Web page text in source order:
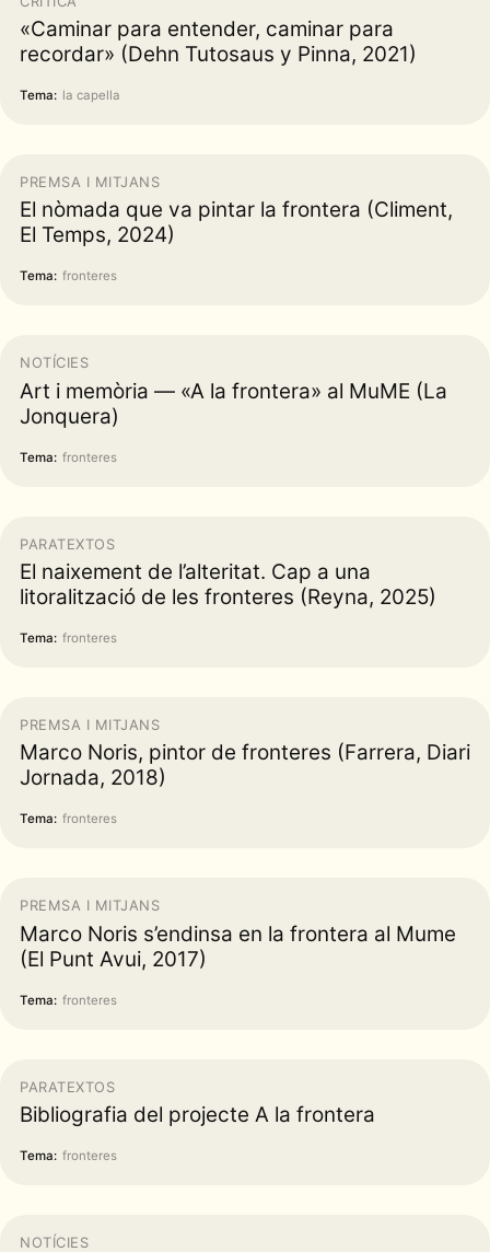
«Caminar para entender, caminar para
recordar» (Dehn Tutosaus y Pinna, 2021)
Tema: la capella
PREMSA I MITJANS
El nòmada que va pintar la frontera (Climent,
El Temps, 2024)
Tema: fronteres
NOTÍCIES
Art i memòria — «A la frontera» al MuME (La
Jonquera)
Tema: fronteres
PARATEXTOS
El naixement de l’alteritat. Cap a una
litoralització de les fronteres (Reyna, 2025)
Tema: fronteres
PREMSA I MITJANS
Marco Noris, pintor de fronteres (Farrera, Diari
Jornada, 2018)
Tema: fronteres
PREMSA I MITJANS
Marco Noris s’endinsa en la frontera al Mume
(El Punt Avui, 2017)
Tema: fronteres
PARATEXTOS
Bibliografia del projecte A la frontera
Tema: fronteres
NOTÍCIES